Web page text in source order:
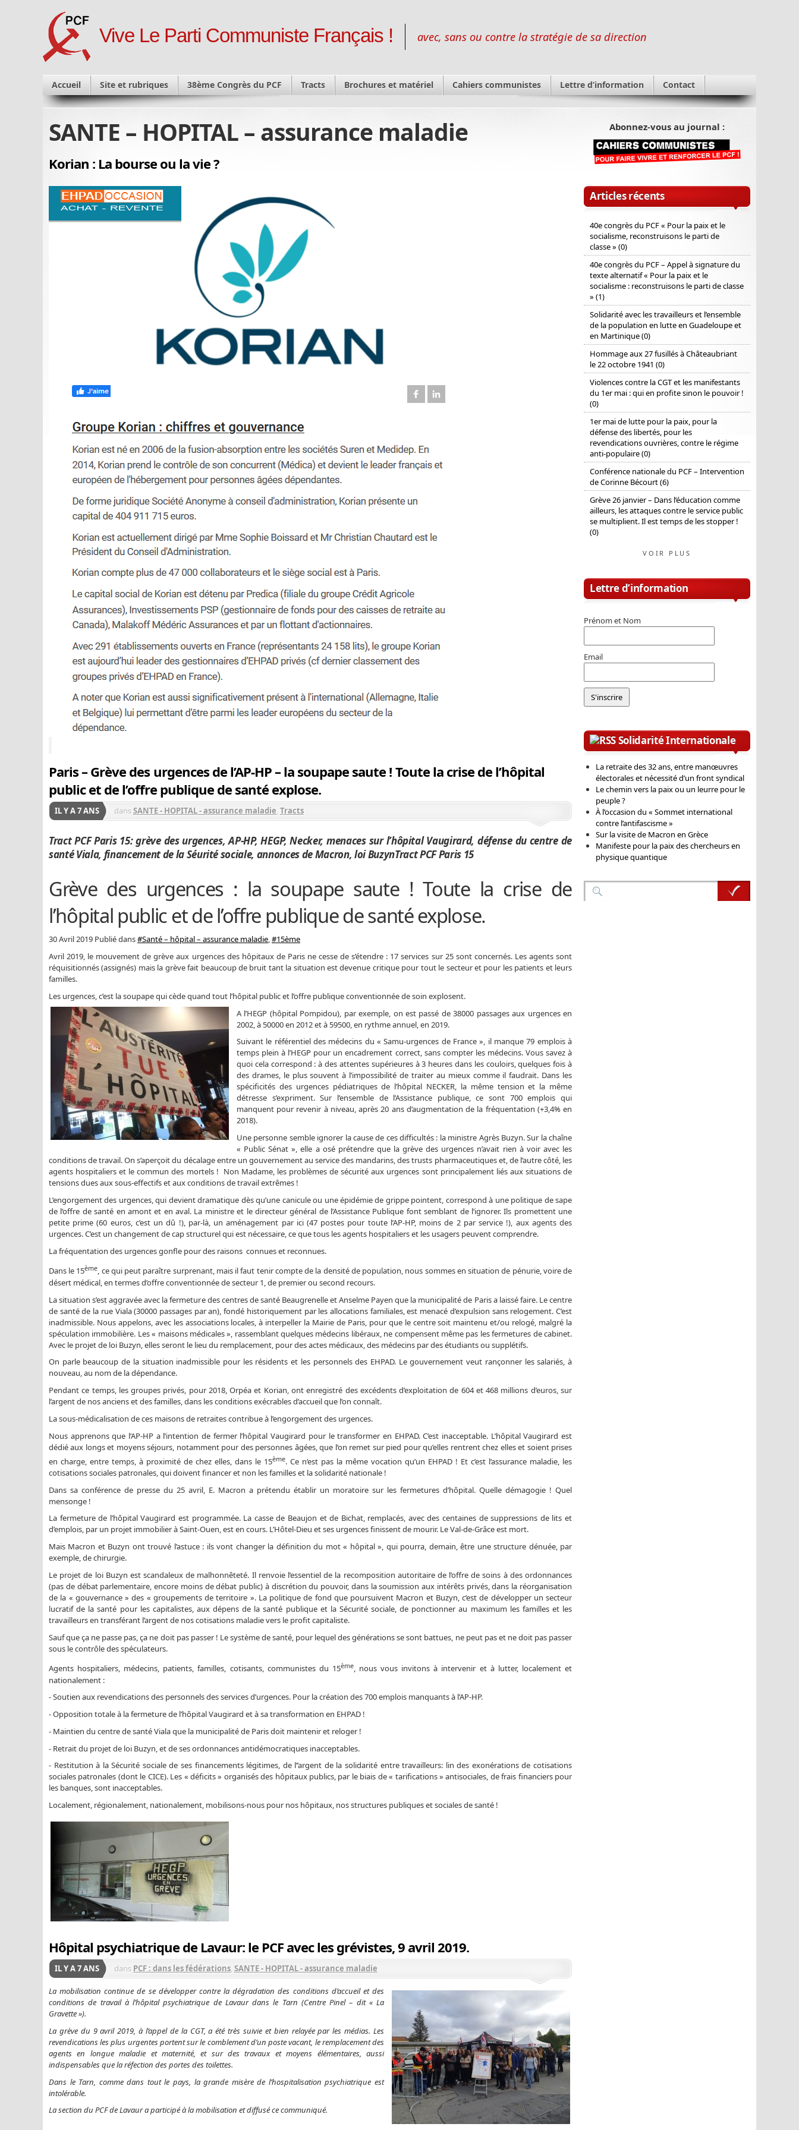
Vive Le Parti Communiste Français ! avec, sans ou contre la stratégie de sa direction
Accueil Site et rubriques 38ème Congrès du PCF Tracts Brochures et matériel Cahiers communistes Lettre d’information Contact
SANTE – HOPITAL – assurance maladie
Korian : La bourse ou la vie ?
Paris – Grève des urgences de l’AP-HP – la soupape saute ! Toute la crise de l’hôpital
public et de l’offre publique de santé explose.
IL Y A 7 ANS dansSANTE - HOPITAL - assurance maladie, Tracts
Tract PCF Paris 15: grève des urgences, AP-HP, HEGP, Necker, menaces sur l’hôpital Vaugirard, défense du centre de
santé Viala, financement de la Séurité sociale, annonces de Macron, loi BuzynTract PCF Paris 15
Grève des urgences : la soupape saute ! Toute la crise de
l’hôpital public et de l’offre publique de santé explose.
30 Avril 2019 Publié dans#Santé – hôpital – assurance maladie,#15ème
Avril 2019, le mouvement de grève aux urgences des hôpitaux de Paris ne cesse de s’étendre : 17 services sur 25 sont concernés. Les agents sont
réquisitionnés (assignés) mais la grève fait beaucoup de bruit tant la situation est devenue critique pour tout le secteur et pour les patients et leurs
familles.
Les urgences, c’est la soupape qui cède quand tout l’hôpital public et l’offre publique conventionnée de soin explosent.
A l’HEGP (hôpital Pompidou), par exemple, on est passé de 38000 passages aux urgences en
2002, à 50000 en 2012 et à 59500, en rythme annuel, en 2019.
Suivant le référentiel des médecins du « Samu-urgences de France », il manque 79 emplois à
temps plein à l’HEGP pour un encadrement correct, sans compter les médecins. Vous savez à
quoi cela correspond : à des attentes supérieures à 3 heures dans les couloirs, quelques fois à
des drames, le plus souvent à l’impossibilité de traiter au mieux comme il faudrait. Dans les
spécificités des urgences pédiatriques de l’hôpital NECKER, la même tension et la même
détresse s’expriment. Sur l’ensemble de l’Assistance publique, ce sont 700 emplois qui
manquent pour revenir à niveau, après 20 ans d’augmentation de la fréquentation (+3,4% en
2018).
Une personne semble ignorer la cause de ces difficultés : la ministre Agrès Buzyn. Sur la chaîne
« Public Sénat », elle a osé prétendre que la grève des urgences n’avait rien à voir avec les
conditions de travail. On s’aperçoit du décalage entre un gouvernement au service des mandarins, des trusts pharmaceutiques et, de l’autre côté, les
agents hospitaliers et le commun des mortels ! Non Madame, les problèmes de sécurité aux urgences sont principalement liés aux situations de
tensions dues aux sous-effectifs et aux conditions de travail extrêmes !
L’engorgement des urgences, qui devient dramatique dès qu’une canicule ou une épidémie de grippe pointent, correspond à une politique de sape
de l’offre de santé en amont et en aval. La ministre et le directeur général de l’Assistance Publique font semblant de l’ignorer. Ils promettent une
petite prime (60 euros, c’est un dû !), par-là, un aménagement par ici (47 postes pour toute l’AP-HP, moins de 2 par service !), aux agents des
urgences. C’est un changement de cap structurel qui est nécessaire, ce que tous les agents hospitaliers et les usagers peuvent comprendre.
La fréquentation des urgences gonfle pour des raisons connues et reconnues.
Dans le 15ème, ce qui peut paraître surprenant, mais il faut tenir compte de la densité de population, nous sommes en situation de pénurie, voire de
désert médical, en termes d’offre conventionnée de secteur 1, de premier ou second recours.
La situation s’est aggravée avec la fermeture des centres de santé Beaugrenelle et Anselme Payen que la municipalité de Paris a laissé faire. Le centre
de santé de la rue Viala (30000 passages par an), fondé historiquement par les allocations familiales, est menacé d’expulsion sans relogement. C’est
inadmissible. Nous appelons, avec les associations locales, à interpeller la Mairie de Paris, pour que le centre soit maintenu et/ou relogé, malgré la
spéculation immobilière. Les « maisons médicales », rassemblant quelques médecins libéraux, ne compensent même pas les fermetures de cabinet.
Avec le projet de loi Buzyn, elles seront le lieu du remplacement, pour des actes médicaux, des médecins par des étudiants ou supplétifs.
On parle beaucoup de la situation inadmissible pour les résidents et les personnels des EHPAD. Le gouvernement veut rançonner les salariés, à
nouveau, au nom de la dépendance.
Pendant ce temps, les groupes privés, pour 2018, Orpéa et Korian, ont enregistré des excédents d’exploitation de 604 et 468 millions d’euros, sur
l’argent de nos anciens et des familles, dans les conditions exécrables d’accueil que l’on connaît.
La sous-médicalisation de ces maisons de retraites contribue à l’engorgement des urgences.
Nous apprenons que l’AP-HP a l’intention de fermer l’hôpital Vaugirard pour le transformer en EHPAD. C’est inacceptable. L’hôpital Vaugirard est
dédié aux longs et moyens séjours, notamment pour des personnes âgées, que l’on remet sur pied pour qu’elles rentrent chez elles et soient prises
en charge, entre temps, à proximité de chez elles, dans le 15ème. Ce n’est pas la même vocation qu’un EHPAD ! Et c’est l’assurance maladie, les
cotisations sociales patronales, qui doivent financer et non les familles et la solidarité nationale !
Dans sa conférence de presse du 25 avril, E. Macron a prétendu établir un moratoire sur les fermetures d’hôpital. Quelle démagogie ! Quel
mensonge !
La fermeture de l’hôpital Vaugirard est programmée. La casse de Beaujon et de Bichat, remplacés, avec des centaines de suppressions de lits et
d’emplois, par un projet immobilier à Saint-Ouen, est en cours. L’Hôtel-Dieu et ses urgences finissent de mourir. Le Val-de-Grâce est mort.
Mais Macron et Buzyn ont trouvé l’astuce : ils vont changer la définition du mot « hôpital », qui pourra, demain, être une structure dénuée, par
exemple, de chirurgie.
Le projet de loi Buzyn est scandaleux de malhonnêteté. Il renvoie l’essentiel de la recomposition autoritaire de l’offre de soins à des ordonnances
(pas de débat parlementaire, encore moins de débat public) à discrétion du pouvoir, dans la soumission aux intérêts privés, dans la réorganisation
de la « gouvernance » des « groupements de territoire ». La politique de fond que poursuivent Macron et Buzyn, c’est de développer un secteur
lucratif de la santé pour les capitalistes, aux dépens de la santé publique et la Sécurité sociale, de ponctionner au maximum les familles et les
travailleurs en transférant l’argent de nos cotisations maladie vers le profit capitaliste.
Sauf que ça ne passe pas, ça ne doit pas passer ! Le système de santé, pour lequel des générations se sont battues, ne peut pas et ne doit pas passer
sous le contrôle des spéculateurs.
Agents hospitaliers, médecins, patients, familles, cotisants, communistes du 15ème, nous vous invitons à intervenir et à lutter, localement et
nationalement :
- Soutien aux revendications des personnels des services d’urgences. Pour la création des 700 emplois manquants à l’AP-HP.
- Opposition totale à la fermeture de l’hôpital Vaugirard et à sa transformation en EHPAD !
- Maintien du centre de santé Viala que la municipalité de Paris doit maintenir et reloger !
- Retrait du projet de loi Buzyn, et de ses ordonnances antidémocratiques inacceptables.
- Restitution à la Sécurité sociale de ses financements légitimes, de l’’argent de la solidarité entre travailleurs: lin des exonérations de cotisations
sociales patronales (dont le CICE). Les « déficits » organisés des hôpitaux publics, par le biais de « tarifications » antisociales, de frais financiers pour
les banques, sont inacceptables.
Localement, régionalement, nationalement, mobilisons-nous pour nos hôpitaux, nos structures publiques et sociales de santé !
Hôpital psychiatrique de Lavaur: le PCF avec les grévistes, 9 avril 2019.
IL Y A 7 ANS dans PCF : dans les fédérations, SANTE - HOPITAL - assurance maladie
La mobilisation continue de se développer contre la dégradation des conditions d’accueil et des
conditions de travail à l’hôpital psychiatrique de Lavaur dans le Tarn (Centre Pinel – dit « La
Gravette »).
La grève du 9 avril 2019, à l’appel de la CGT, a été très suivie et bien relayée par les médias. Les
revendications les plus urgentes portent sur le comblement d’un poste vacant, le remplacement des
agents en longue maladie et maternité, et sur des travaux et moyens élémentaires, aussi
indispensables que la réfection des portes des toilettes.
Dans le Tarn, comme dans tout le pays, la grande misère de l’hospitalisation psychiatrique est
intolérable.
La section du PCF de Lavaur a participé à la mobilisation et diffusé ce communiqué.
Abonnez-vous au journal :
Articles récents
40e congrès du PCF « Pour la paix et le
socialisme, reconstruisons le parti de
classe » (0)
40e congrès du PCF – Appel à signature du
texte alternatif « Pour la paix et le
socialisme : reconstruisons le parti de classe
» (1)
Solidarité avec les travailleurs et l’ensemble
de la population en lutte en Guadeloupe et
en Martinique (0)
Hommage aux 27 fusillés à Châteaubriant
le 22 octobre 1941 (0)
Violences contre la CGT et les manifestants
du 1er mai : qui en profite sinon le pouvoir !
(0)
1er mai de lutte pour la paix, pour la
défense des libertés, pour les
revendications ouvrières, contre le régime
anti-populaire (0)
Conférence nationale du PCF – Intervention
de Corinne Bécourt (6)
Grève 26 janvier – Dans l’éducation comme
ailleurs, les attaques contre le service public
se multiplient. Il est temps de les stopper !
(0)
VOIR PLUS
Lettre d’information
Prénom et Nom
Email
Solidarité Internationale
La retraite des 32 ans, entre manœuvres
électorales et nécessité d’un front syndical
Le chemin vers la paix ou un leurre pour le
peuple ?
À l’occasion du « Sommet international
contre l’antifascisme »
Sur la visite de Macron en Grèce
Manifeste pour la paix des chercheurs en
physique quantique